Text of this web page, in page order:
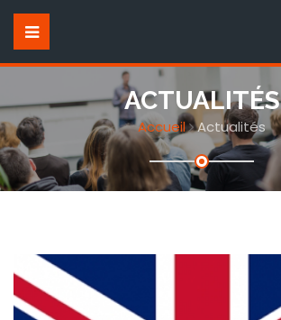
ACTUALITÉS
Accueil Actualités